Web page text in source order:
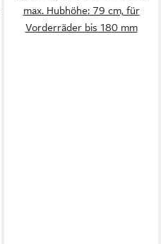
max. Hubhöhe: 79 cm, für
Vorderräder bis 180 mm